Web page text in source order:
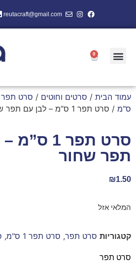
reutacraft@gmail.com
0
עמוד הבית / סרטים וחוטים / סרט תפר
ס"מ / סרט תפר 1 ס”מ – לבן עם תפר שחור
סרט תפר 1
תפר שחור
₪1.50
המלאי אזל
קטגוריות סרט תפר, סרט תפר 1 ס"מ ,
סרט תפר